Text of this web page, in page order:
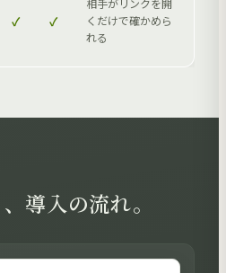
✓ ✓
相手がリンクを開
くだけで確かめら
れる
導入の流れ。